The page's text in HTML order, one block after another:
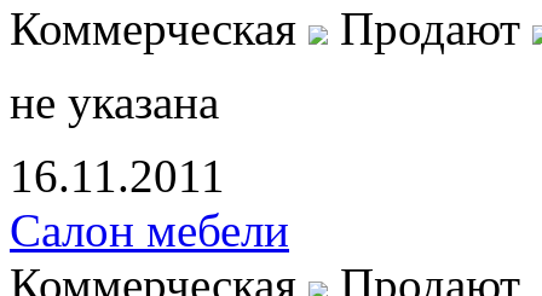
Коммерческая
Продают
не указана
16.11.2011
Салон мебели
Коммерческая
Продают